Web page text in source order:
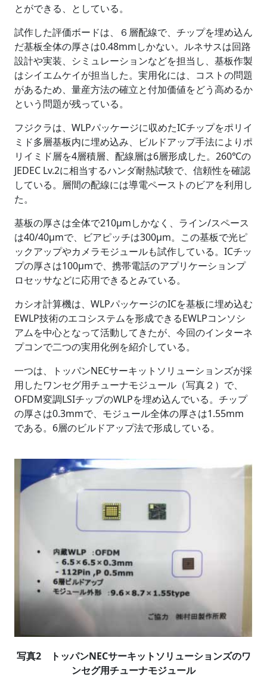
とができる、としている。
試作した評価ボードは、６層配線で、チップを埋め込ん
だ基板全体の厚さは0.48mmしかない。ルネサスは回路
設計や実装、シミュレーションなどを担当し、基板作製
はシイエムケイが担当した。実用化には、コストの問題
があるため、量産方法の確立と付加価値をどう高めるか
という問題が残っている。
フジクラは、WLPパッケージに収めたICチップをポリイ
ミド多層基板内に埋め込み、ビルドアップ手法によりポ
リイミド層を4層積層、配線層は6層形成した。260℃の
JEDEC Lv.2に相当するハンダ耐熱試験で、信頼性を確認
している。層間の配線には導電ペーストのビアを利用し
た。
基板の厚さは全体で210μmしかなく、ライン/スペース
は40/40μmで、ビアピッチは300μm。この基板で光ピ
ックアップやカメラモジュールも試作している。ICチッ
プの厚さは100μmで、携帯電話のアプリケーションプ
ロセッサなどに応用できるとみている。
カシオ計算機は、WLPパッケージのICを基板に埋め込む
EWLP技術のエコシステムを形成できるEWLPコンソシ
アムを中心となって活動してきたが、今回のインターネ
プコンで二つの実用化例を紹介している。
一つは、トッパンNECサーキットソリューションズが採
用したワンセグ用チューナモジュール（写真２）で、
OFDM変調LSIチップのWLPを埋め込んでいる。チップ
の厚さは0.3mmで、モジュール全体の厚さは1.55mm
である。6層のビルドアップ法で形成している。
写真2 トッパンNECサーキットソリューションズのワ
ンセグ用チューナモジュール